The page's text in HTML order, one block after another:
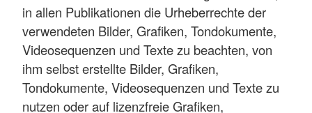
in allen Publikationen die Urheberrechte der
verwendeten Bilder, Grafiken, Tondokumente,
Videosequenzen und Texte zu beachten, von
ihm selbst erstellte Bilder, Grafiken,
Tondokumente, Videosequenzen und Texte zu
nutzen oder auf lizenzfreie Grafiken,